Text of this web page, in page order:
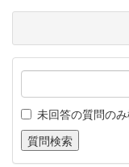
未回答の質問の